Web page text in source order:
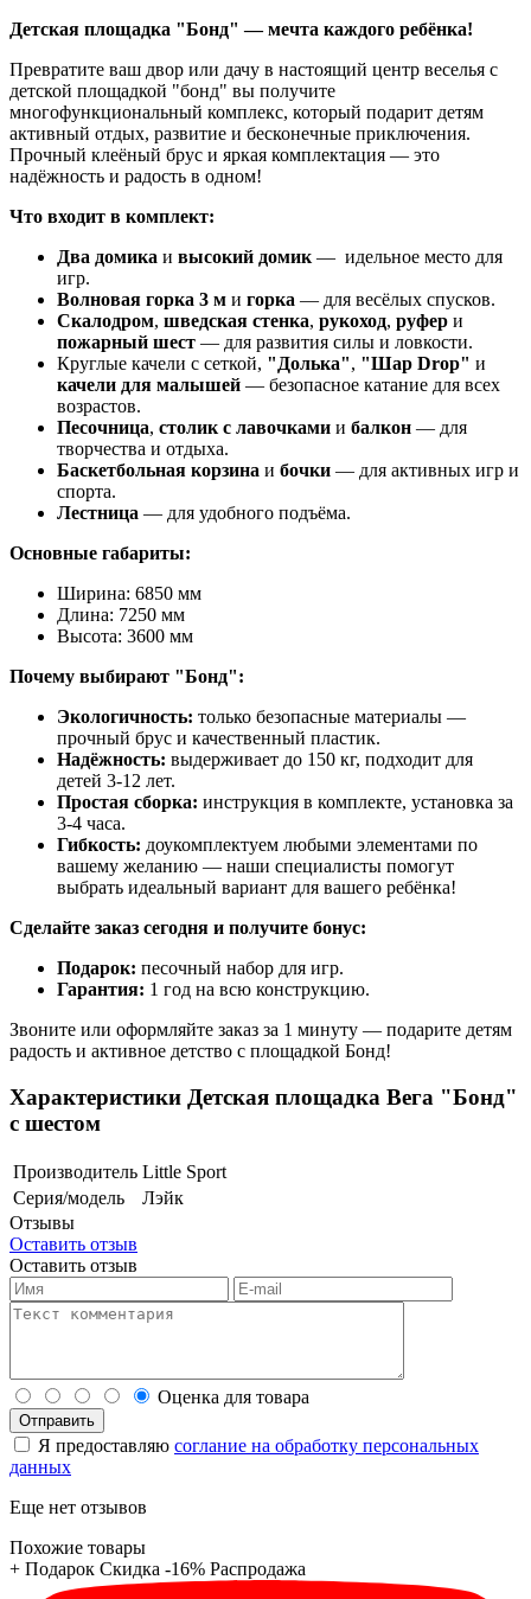
Детская площадка "Бонд" — мечта каждого ребёнка!
Превратите ваш двор или дачу в настоящий центр веселья с
детской площадкой "бонд" вы получите
многофункциональный комплекс, который подарит детям
активный отдых, развитие и бесконечные приключения.
Прочный клеёный брус и яркая комплектация — это
надёжность и радость в одном!
Что входит в комплект:
Два домика и высокий домик — идельное место для
игр.
Волновая горка 3 м и горка — для весёлых спусков.
Скалодром, шведская стенка, рукоход, руфер и
пожарный шест — для развития силы и ловкости.
Круглые качели с сеткой, "Долька", "Шар Drop" и
качели для малышей — безопасное катание для всех
возрастов.
Песочница, столик с лавочками и балкон — для
творчества и отдыха.
Баскетбольная корзина и бочки — для активных игр и
спорта.
Лестница — для удобного подъёма.
Основные габариты:
Ширина: 6850 мм
Длина: 7250 мм
Высота: 3600 мм
Почему выбирают "Бонд":
Экологичность: только безопасные материалы —
прочный брус и качественный пластик.
Надёжность: выдерживает до 150 кг, подходит для
детей 3-12 лет.
Простая сборка: инструкция в комплекте, установка за
3-4 часа.
Гибкость: доукомплектуем любыми элементами по
вашему желанию — наши специалисты помогут
выбрать идеальный вариант для вашего ребёнка!
Сделайте заказ сегодня и получите бонус:
Подарок: песочный набор для игр.
Гарантия: 1 год на всю конструкцию.
Звоните или оформляйте заказ за 1 минуту — подарите детям
радость и активное детство с площадкой Бонд!
Характеристики Детская площадка Вега "Бонд"
с шестом
Производитель Little Sport
Серия/модель
Лэйк
Отзывы
Оставить отзыв
Оставить отзыв
Оценка для товара
Я предоставляю соглание на обработку персональных
данных
Еще нет отзывов
Похожие товары
+ Подарок Скидка -16% Распродажа